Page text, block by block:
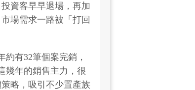
資客早早退場，再加
場需求一路被「打回
有32筆個案完銷，
幾年的銷售主力，很
略，吸引不少置產族